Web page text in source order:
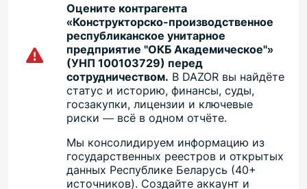
Оцените контрагента
«Конструкторско-производственное
республиканское унитарное
предприятие "ОКБ Академическое"»
(УНП 100103729) перед
сотрудничеством. В DAZOR вы найдёте
статус и историю, финансы, суды,
госзакупки, лицензии и ключевые
риски — всё в одном отчёте.
Мы консолидируем информацию из
государственных реестров и открытых
данных Республике Беларусь (40+
источников). Создайте аккаунт и